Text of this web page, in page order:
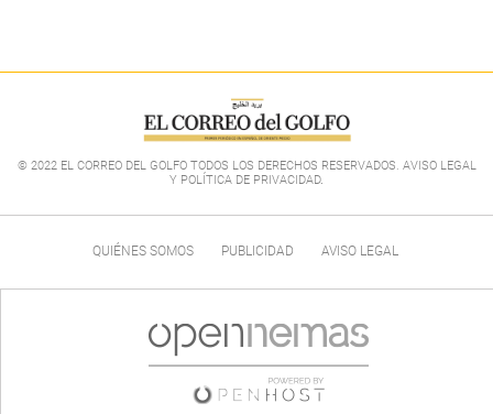
© 2022 EL CORREO DEL GOLFO TODOS LOS DERECHOS RESERVADOS. AVISO LEGAL
Y POLÍTICA DE PRIVACIDAD.
QUIÉNES SOMOS PUBLICIDAD AVISO LEGAL